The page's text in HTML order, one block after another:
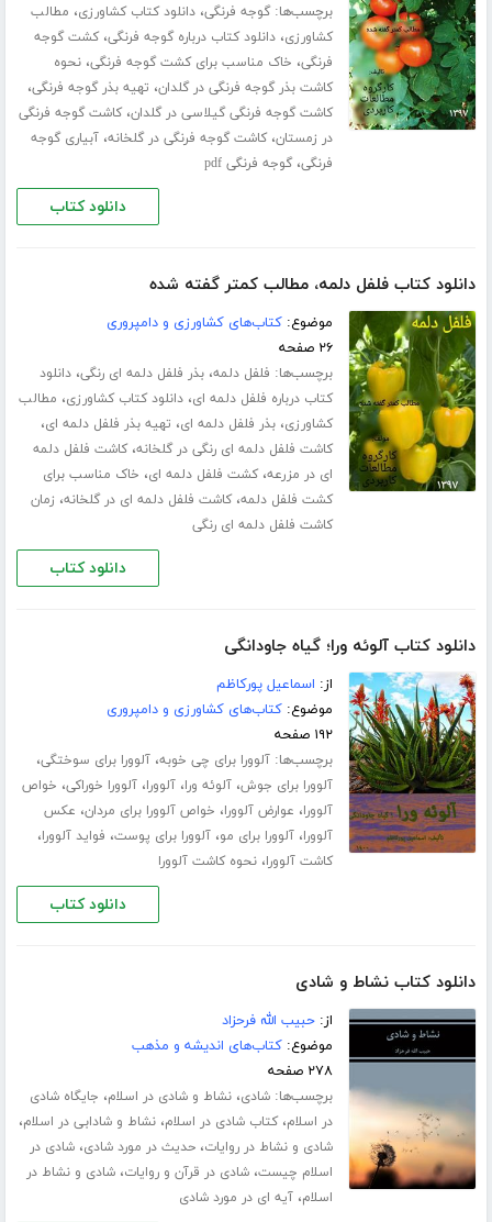
برچسب‌ها:گوجه فرنگی،دانلود کتاب کشاورزی، مطالب
کشاورزی،دانلود کتاب درباره گوجه فرنگی،کشت گوجه
فرنگی، خاک مناسب برای کشت گوجه فرنگی،نحوه
کاشت بذر گوجه فرنگی در گلدان، تهیه بذر گوجه فرنگی،
کاشت گوجه فرنگی گیلاسی در گلدان،کاشت گوجه فرنگی
در زمستان،کاشت گوجه فرنگی در گلخانه،آبیاری گوجه
فرنگی،گوجه فرنگی pdf
دانلود کتاب
دانلود کتاب فلفل دلمه، مطالب کمتر گفته شده
موضوع:کتاب‌های کشاورزی و دامپروری
۲۶ صفحه
برچسب‌ها: فلفل دلمه،بذر فلفل دلمه ای رنگی،دانلود
کتاب درباره فلفل دلمه ای،دانلود کتاب کشاورزی، مطالب
کشاورزی،بذر فلفل دلمه ای، تهیه بذر فلفل دلمه ای،
کاشت فلفل دلمه ای رنگی در گلخانه،کاشت فلفل دلمه
ای در مزرعه،کشت فلفل دلمه ای، خاک مناسب برای
کشت فلفل دلمه،کاشت فلفل دلمه ای در گلخانه، زمان
کاشت فلفل دلمه ای رنگی
دانلود کتاب
دانلود کتاب آلوئه ورا؛ گیاه جاودانگی
از: اسماعیل پورکاظم
موضوع:کتاب‌های کشاورزی و دامپروری
۱۹۲ صفحه
برچسب‌ها:آلوورا برای چی خوبه،آلوورا برای سوختگی،
آلوورا برای جوش،آلوئه ورا،آلوورا،آلوورا خوراکی، خواص
آلوورا، عوارض آلوورا، خواص آلوورا برای مردان، عکس
آلوورا،آلوورا برای مو،آلوورا برای پوست، فواید آلوورا،
کاشت آلوورا،نحوه کاشت آلوورا
دانلود کتاب
دانلود کتاب نشاط و شادی
از:حبیب الله فرحزاد
موضوع:کتاب‌های اندیشه و مذهب
۲۷۸ صفحه
برچسب‌ها:شادی،نشاط و شادی در اسلام، جایگاه شادی
در اسلام،کتاب شادی در اسلام،نشاط و شادابی در اسلام،
شادی و نشاط در روایات،حدیث در مورد شادی،شادی در
اسلام چیست،شادی در قرآن و روایات،شادی و نشاط در
اسلام،آیه ای در مورد شادی